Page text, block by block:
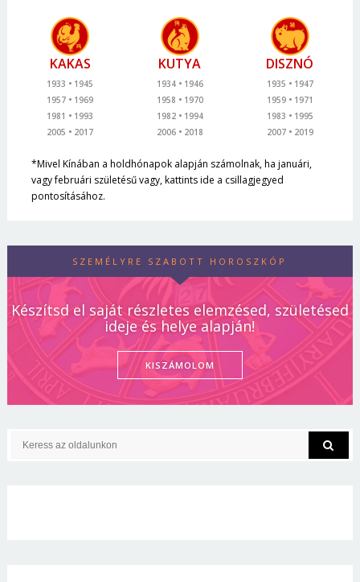
KAKAS
1933
1945
1957
1969
1981
1993
2005
2017
KUTYA
1934
1946
1958
1970
1982
1994
2006
2018
DISZNÓ
1935
1947
1959
1971
1983
1995
2007
2019
*Mivel Kínában a holdhónapok alapján számolnak, ha januári,
vagy februári születésű vagy, kattints ide a csillagjegyed
pontosításához.
SZEMÉLYRE SZABOTT HOROSZKÓP
Készítsd el saját részletes elemzésed, születésed
ideje és helye alapján!
KISZÁMOLOM